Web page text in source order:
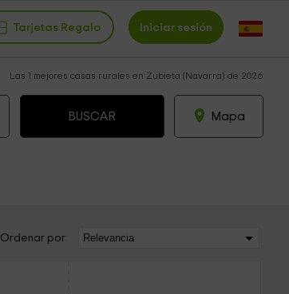
Tarjetas Regalo Iniciar sesión
Las 1 mejores casas rurales en Zubieta (Navarra) de 2026
Mapa
Ordenar por: